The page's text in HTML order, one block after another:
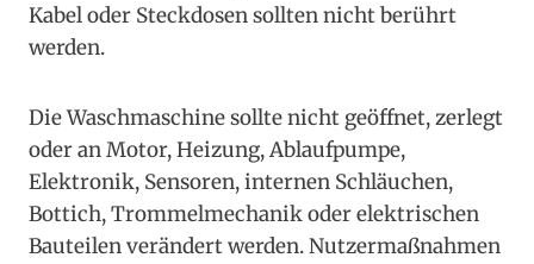
Kabel oder Steckdosen sollten nicht berührt
werden.
Die Waschmaschine sollte nicht geöffnet, zerlegt
oder an Motor, Heizung, Ablaufpumpe,
Elektronik, Sensoren, internen Schläuchen,
Bottich, Trommelmechanik oder elektrischen
Bauteilen verändert werden. Nutzermaßnahmen